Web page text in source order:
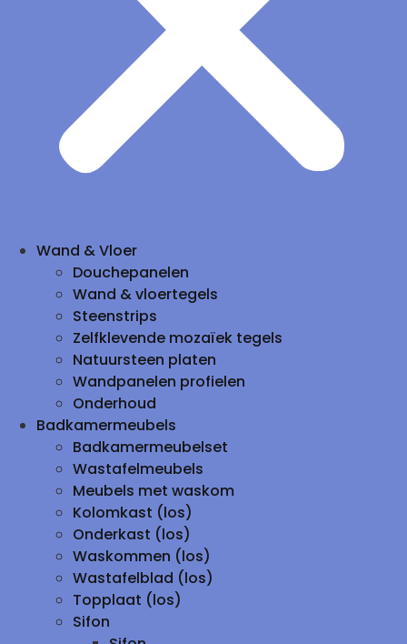
Wand & Vloer
Douchepanelen
Wand & vloertegels
Steenstrips
Zelfklevende mozaïek tegels
Natuursteen platen
Wandpanelen profielen
Onderhoud
Badkamermeubels
Badkamermeubelset
Wastafelmeubels
Meubels met waskom
Kolomkast (los)
Onderkast (los)
Waskommen (los)
Wastafelblad (los)
Topplaat (los)
Sifon